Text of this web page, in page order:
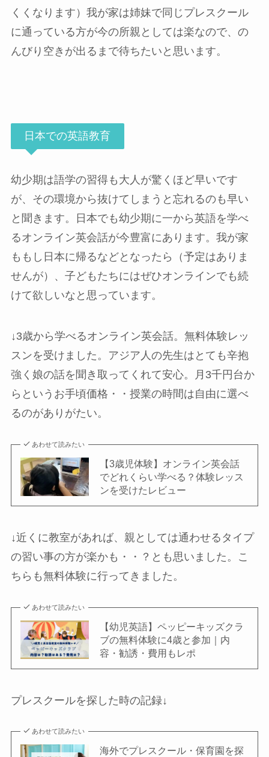
くくなります）我が家は姉妹で同じプレスクール
に通っている方が今の所親としては楽なので、の
んびり空きが出るまで待ちたいと思います。
日本での英語教育
幼少期は語学の習得も大人が驚くほど早いです
が、その環境から抜けてしまうと忘れるのも早い
と聞きます。日本でも幼少期に一から英語を学べ
るオンライン英会話が今豊富にあります。我が家
ももし日本に帰るなどとなったら（予定はありま
せんが）、子どもたちにはぜひオンラインでも続
けて欲しいなと思っています。
↓3歳から学べるオンライン英会話。無料体験レッ
スンを受けました。アジア人の先生はとても辛抱
強く娘の話を聞き取ってくれて安心。月3千円台か
らというお手頃価格・・授業の時間は自由に選べ
るのがありがたい。
あわせて読みたい
【3歳児体験】オンライン英会話
でどれくらい学べる？体験レッス
ンを受けたレビュー
↓近くに教室があれば、親としては通わせるタイプ
の習い事の方が楽かも・・？とも思いました。こ
ちらも無料体験に行ってきました。
あわせて読みたい
【幼児英語】ペッピーキッズクラ
ブの無料体験に4歳と参加｜内
容・勧誘・費用もレポ
プレスクールを探した時の記録↓
あわせて読みたい
海外でプレスクール・保育園を探